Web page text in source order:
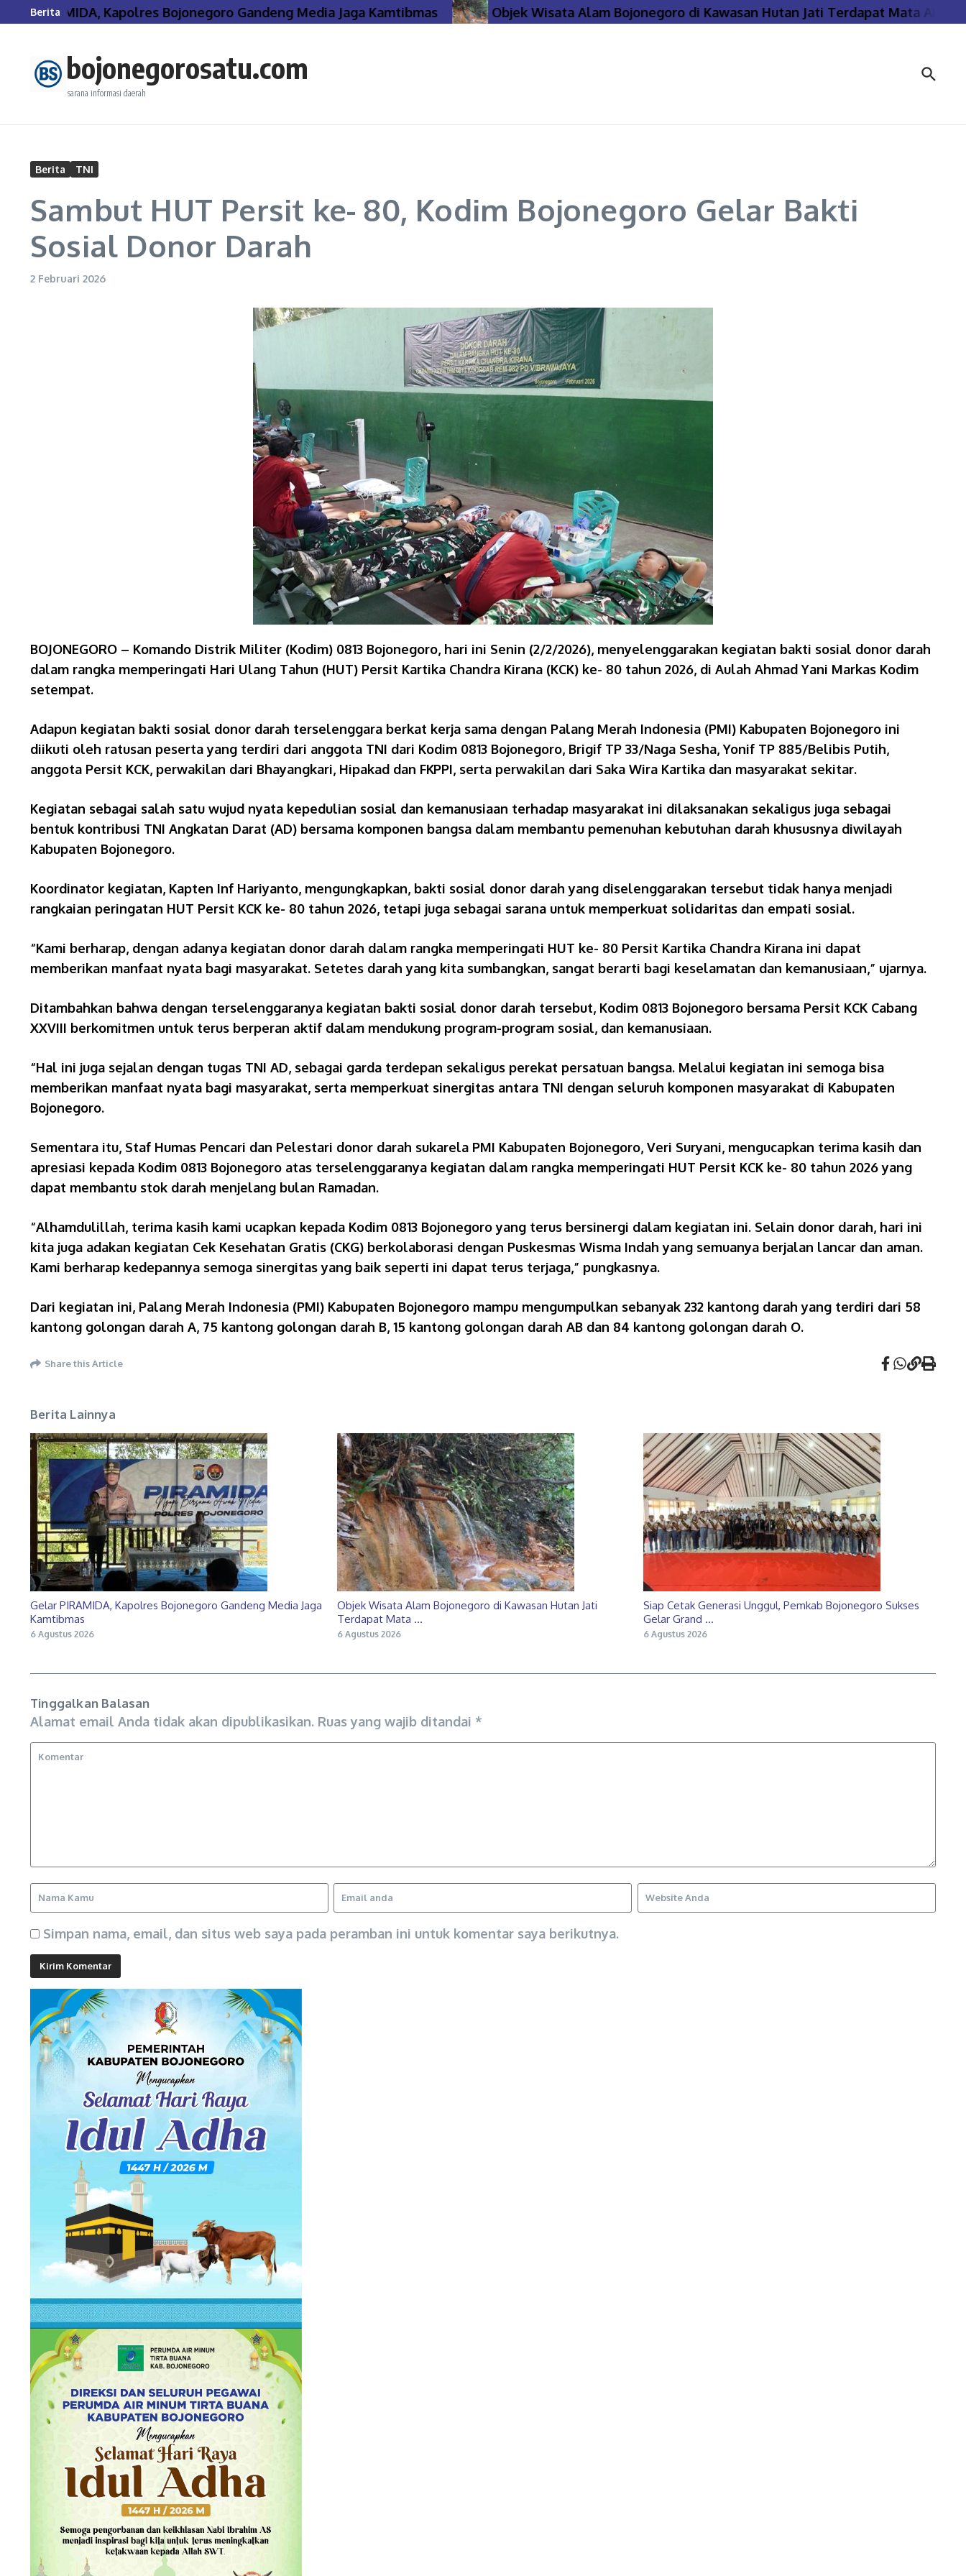
Lewati ke konten
Berita Kapolres Bojonegoro Gandeng Media Jaga Kamtibmas Objek Wisata Alam Bojonegoro di Kawasan Hutan Jati Terdapat Mata Air Panas
bojonegorosatu.com
sarana informasi daerah
Berita TNI
Sambut HUT Persit ke- 80, Kodim Bojonegoro Gelar Bakti
Sosial Donor Darah
2 Februari 2026
BOJONEGORO – Komando Distrik Militer (Kodim) 0813 Bojonegoro, hari ini Senin (2/2/2026), menyelenggarakan kegiatan bakti sosial donor darah
dalam rangka memperingati Hari Ulang Tahun (HUT) Persit Kartika Chandra Kirana (KCK) ke- 80 tahun 2026, di Aulah Ahmad Yani Markas Kodim
setempat.
Adapun kegiatan bakti sosial donor darah terselenggara berkat kerja sama dengan Palang Merah Indonesia (PMI) Kabupaten Bojonegoro ini
diikuti oleh ratusan peserta yang terdiri dari anggota TNI dari Kodim 0813 Bojonegoro, Brigif TP 33/Naga Sesha, Yonif TP 885/Belibis Putih,
anggota Persit KCK, perwakilan dari Bhayangkari, Hipakad dan FKPPI, serta perwakilan dari Saka Wira Kartika dan masyarakat sekitar.
Kegiatan sebagai salah satu wujud nyata kepedulian sosial dan kemanusiaan terhadap masyarakat ini dilaksanakan sekaligus juga sebagai
bentuk kontribusi TNI Angkatan Darat (AD) bersama komponen bangsa dalam membantu pemenuhan kebutuhan darah khususnya diwilayah
Kabupaten Bojonegoro.
Koordinator kegiatan, Kapten Inf Hariyanto, mengungkapkan, bakti sosial donor darah yang diselenggarakan tersebut tidak hanya menjadi
rangkaian peringatan HUT Persit KCK ke- 80 tahun 2026, tetapi juga sebagai sarana untuk memperkuat solidaritas dan empati sosial.
“Kami berharap, dengan adanya kegiatan donor darah dalam rangka memperingati HUT ke- 80 Persit Kartika Chandra Kirana ini dapat
memberikan manfaat nyata bagi masyarakat. Setetes darah yang kita sumbangkan, sangat berarti bagi keselamatan dan kemanusiaan,” ujarnya.
Ditambahkan bahwa dengan terselenggaranya kegiatan bakti sosial donor darah tersebut, Kodim 0813 Bojonegoro bersama Persit KCK Cabang
XXVIII berkomitmen untuk terus berperan aktif dalam mendukung program-program sosial, dan kemanusiaan.
“Hal ini juga sejalan dengan tugas TNI AD, sebagai garda terdepan sekaligus perekat persatuan bangsa. Melalui kegiatan ini semoga bisa
memberikan manfaat nyata bagi masyarakat, serta memperkuat sinergitas antara TNI dengan seluruh komponen masyarakat di Kabupaten
Bojonegoro.
Sementara itu, Staf Humas Pencari dan Pelestari donor darah sukarela PMI Kabupaten Bojonegoro, Veri Suryani, mengucapkan terima kasih dan
apresiasi kepada Kodim 0813 Bojonegoro atas terselenggaranya kegiatan dalam rangka memperingati HUT Persit KCK ke- 80 tahun 2026 yang
dapat membantu stok darah menjelang bulan Ramadan.
“Alhamdulillah, terima kasih kami ucapkan kepada Kodim 0813 Bojonegoro yang terus bersinergi dalam kegiatan ini. Selain donor darah, hari ini
kita juga adakan kegiatan Cek Kesehatan Gratis (CKG) berkolaborasi dengan Puskesmas Wisma Indah yang semuanya berjalan lancar dan aman.
Kami berharap kedepannya semoga sinergitas yang baik seperti ini dapat terus terjaga,” pungkasnya.
Dari kegiatan ini, Palang Merah Indonesia (PMI) Kabupaten Bojonegoro mampu mengumpulkan sebanyak 232 kantong darah yang terdiri dari 58
kantong golongan darah A, 75 kantong golongan darah B, 15 kantong golongan darah AB dan 84 kantong golongan darah O.
Share this Article
Berita Lainnya
Gelar PIRAMIDA, Kapolres Bojonegoro Gandeng Media Jaga
Kamtibmas
6 Agustus 2026
Objek Wisata Alam Bojonegoro di Kawasan Hutan Jati
Terdapat Mata ...
6 Agustus 2026
Siap Cetak Generasi Unggul, Pemkab Bojonegoro Sukses
Gelar Grand ...
6 Agustus 2026
Tinggalkan Balasan
Alamat email Anda tidak akan dipublikasikan. Ruas yang wajib ditandai *
Simpan nama, email, dan situs web saya pada peramban ini untuk komentar saya berikutnya.